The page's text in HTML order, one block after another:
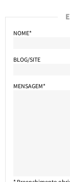
NOME*
BLOG/SITE
MENSAGEM*